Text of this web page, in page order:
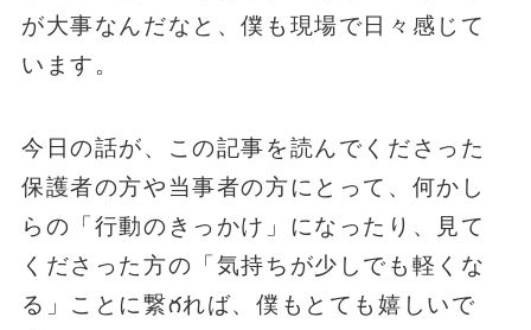
が大事なんだなと、僕も現場で日々感じて
います。
今日の話が、この記事を読んでくださった
保護者の方や当事者の方にとって、何かし
らの「行動のきっかけ」になったり、見て
くださった方の「気持ちが少しでも軽くな
る」ことに繋గれば、僕もとても嬉しいで